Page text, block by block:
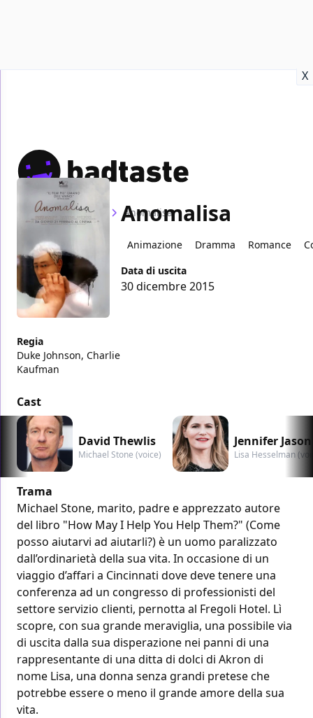
X
Home Film Anomalisa
Anomalisa
Animazione Dramma Romance
Data di uscita
30 dicembre 2015
Regia
Duke Johnson, Charlie
Kaufman
Cast
David Thewlis
Michael Stone (voice)
Jennifer
Lisa Hesselman
Trama
Michael Stone, marito, padre e apprezzato autore
del libro "How May I Help You Help Them?" (Come
posso aiutarvi ad aiutarli?) è un uomo paralizzato
dall’ordinarietà della sua vita. In occasione di un
viaggio d’affari a Cincinnati dove deve tenere una
conferenza ad un congresso di professionisti del
settore servizio clienti, pernotta al Fregoli Hotel. Lì
scopre, con sua grande meraviglia, una possibile via
di uscita dalla sua disperazione nei panni di una
rappresentante di una ditta di dolci di Akron di
nome Lisa, una donna senza grandi pretese che
potrebbe essere o meno il grande amore della sua
vita.